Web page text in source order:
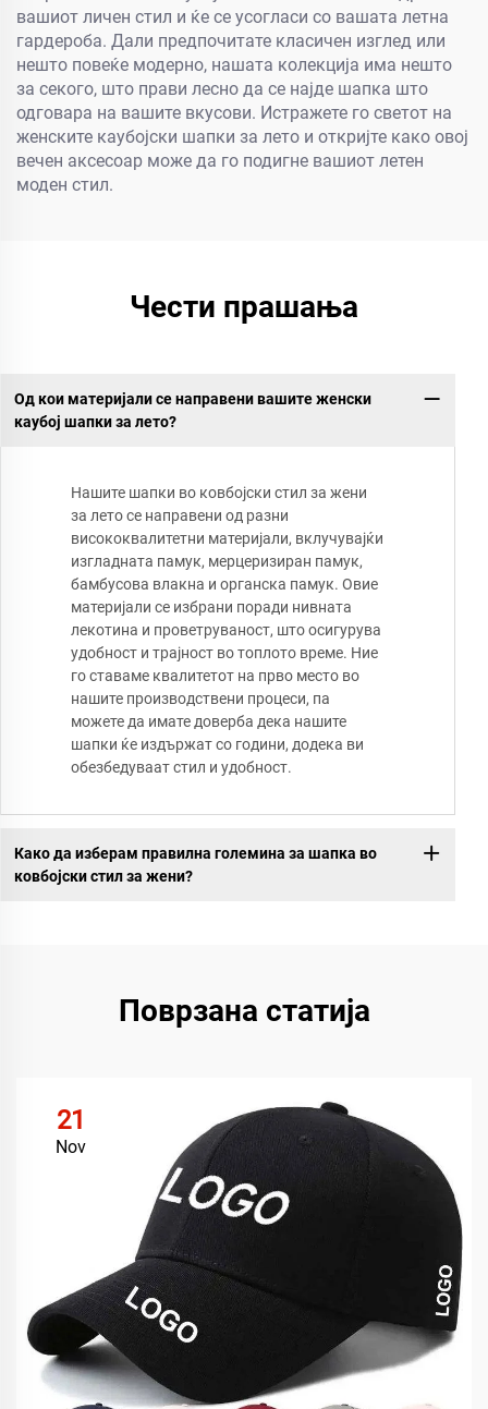
вашиот личен стил и ќе се усогласи со вашата летна
гардероба. Дали предпочитате класичен изглед или
нешто повеќе модерно, нашата колекција има нешто
за секого, што прави лесно да се најде шапка што
одговара на вашите вкусови. Истражете го светот на
женските каубојски шапки за лето и откријте како овој
вечен аксесоар може да го подигне вашиот летен
моден стил.
Чести прашања
Од кои материјали се направени вашите женски
каубој шапки за лето?
Нашите шапки во ковбојски стил за жени
за лето се направени од разни
висококвалитетни материјали, вклучувајќи
изгладната памук, мерцеризиран памук,
бамбусова влакна и органска памук. Овие
материјали се избрани поради нивната
лекотина и проветруваност, што осигурува
удобност и трајност во топлото време. Ние
го ставаме квалитетот на прво место во
нашите производствени процеси, па
можете да имате доверба дека нашите
шапки ќе издържат со години, додека ви
обезбедуваат стил и удобност.
Како да изберам правилна големина за шапка во
ковбојски стил за жени?
Поврзана статија
21
Nov